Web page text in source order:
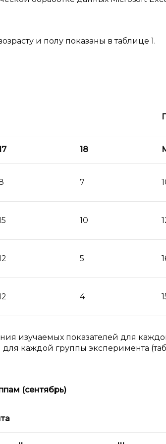
и полу показаны в таблице 1.
18
7
10
5
4
изучаемых показателей для
каждой группы эксперимента
(сентябрь)